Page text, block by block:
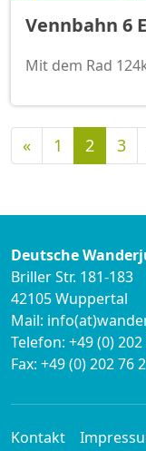
Vennbahn 6
Mit dem Rad
«Vorherige
1 2 3
Deutsche
Briller Str. 181-183
42105 Wuppertal
Mail:
Telefon: +49 (0)
Fax: +49 (0) 202 76
Kontakt